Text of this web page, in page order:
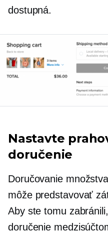
dostupná.
Nastavte
doručenie
Doručovanie
môže predstavovať
Aby ste tomu
doručenie